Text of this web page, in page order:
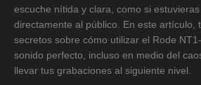
escuche nítida y clara, como si
directamente al público. En este artículo,
secretos sobre cómo utilizar el Rode
sonido perfecto, incluso en medio del
llevar tus grabaciones al siguiente nivel.